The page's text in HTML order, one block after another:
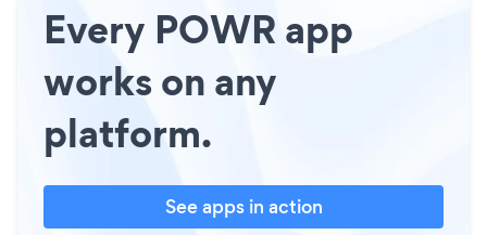
Every POWR app
works on any
platform.
See apps in action